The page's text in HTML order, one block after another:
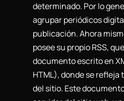
determinado. Por lo
agrupar periódicos
publicación. Ahora
posee su propio RSS,
documento escrito en
HTML), donde se
del sitio. Este